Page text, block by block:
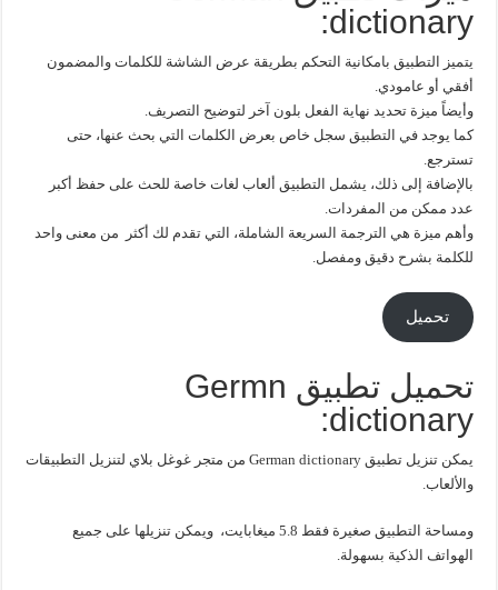
dictionary:
يتميز التطبيق بامكانية التحكم بطريقة عرض الشاشة للكلمات والمضمون
أفقي أو عامودي.
وأيضاً ميزة تحديد نهاية الفعل بلون آخر لتوضيح التصريف.
كما يوجد في التطبيق سجل خاص بعرض الكلمات التي بحث عنها، حتى
تسترجع.
بالإضافة إلى ذلك، يشمل التطبيق ألعاب لغات خاصة للحث على حفظ أكبر
عدد ممكن من المفردات.
وأهم ميزة هي الترجمة السريعة الشاملة، التي تقدم لك أكثر من معنى واحد
للكلمة بشرح دقيق ومفصل.
تحميل
تحميل تطبيق Germn
dictionary:
يمكن تنزيل تطبيق German dictionary من متجر غوغل بلاي لتنزيل التطبيقات
والألعاب.
ومساحة التطبيق صغيرة فقط 5.8 ميغابايت، ويمكن تنزيلها على جميع
الهواتف الذكية بسهولة.